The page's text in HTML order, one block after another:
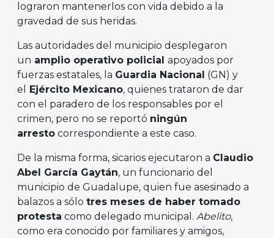
lograron mantenerlos con vida debido a la
gravedad de sus heridas.
Las autoridades del municipio desplegaron
un amplio operativo policial apoyados por
fuerzas estatales, la Guardia Nacional (GN) y
el
Ejército Mexicano, quienes trataron de dar
con el paradero de los responsables por el
crimen, pero no se reportó ningún
arresto correspondiente a este caso.
De la misma forma, sicarios ejecutaron a Claudio
Abel García Gaytán, un funcionario del
municipio de Guadalupe, quien fue asesinado a
balazos a sólo tres meses de haber tomado
protesta como delegado municipal. Abelito,
como era conocido por familiares y amigos,